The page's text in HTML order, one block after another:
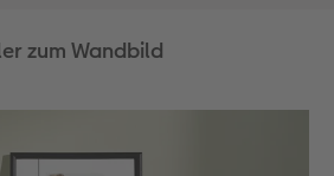
zum Wandbild